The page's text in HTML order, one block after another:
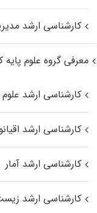
کارشناسی ارشد
معرفی گروه علوم پایه
کارشناسی ارشد علوم
کارشناسی ارشد
کارشناسی ارشد آمار
کارشناسی ارشد